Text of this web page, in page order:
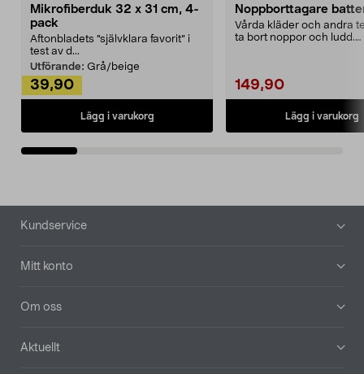
Mikrofiberduk 32 x 31 cm, 4-
pack
Aftonbladets "självklara favorit” i
test av d...
Utförande: Grå/beige
39,90
Lägg i varukorg
Noppborttagare
Vårda kläder och andra
ta bort noppor och ludd.
149,90
Lägg i varukorg
Sidfot
Kundservice
Mitt konto
Om oss
Aktuellt